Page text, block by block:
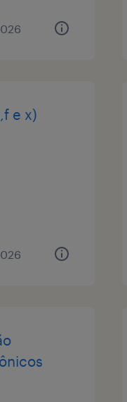
e x)